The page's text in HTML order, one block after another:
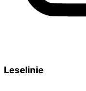
Leselinie